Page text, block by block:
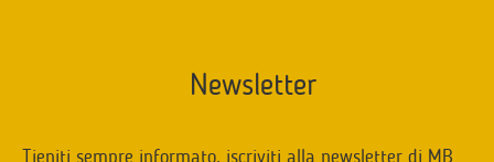
Newsletter
Tieniti sempre informato, iscriviti alla newsletter di MB